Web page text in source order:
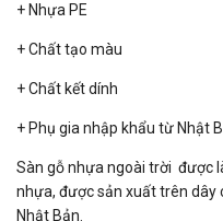
+ Nhựa PE
+ Chất tạo màu
+ Chất kết dính
+ Phụ gia nhập khẩu từ Nhật
Sàn gỗ nhựa ngoài trời được
nhựa, được sản xuất trên dây
Nhật Bản.